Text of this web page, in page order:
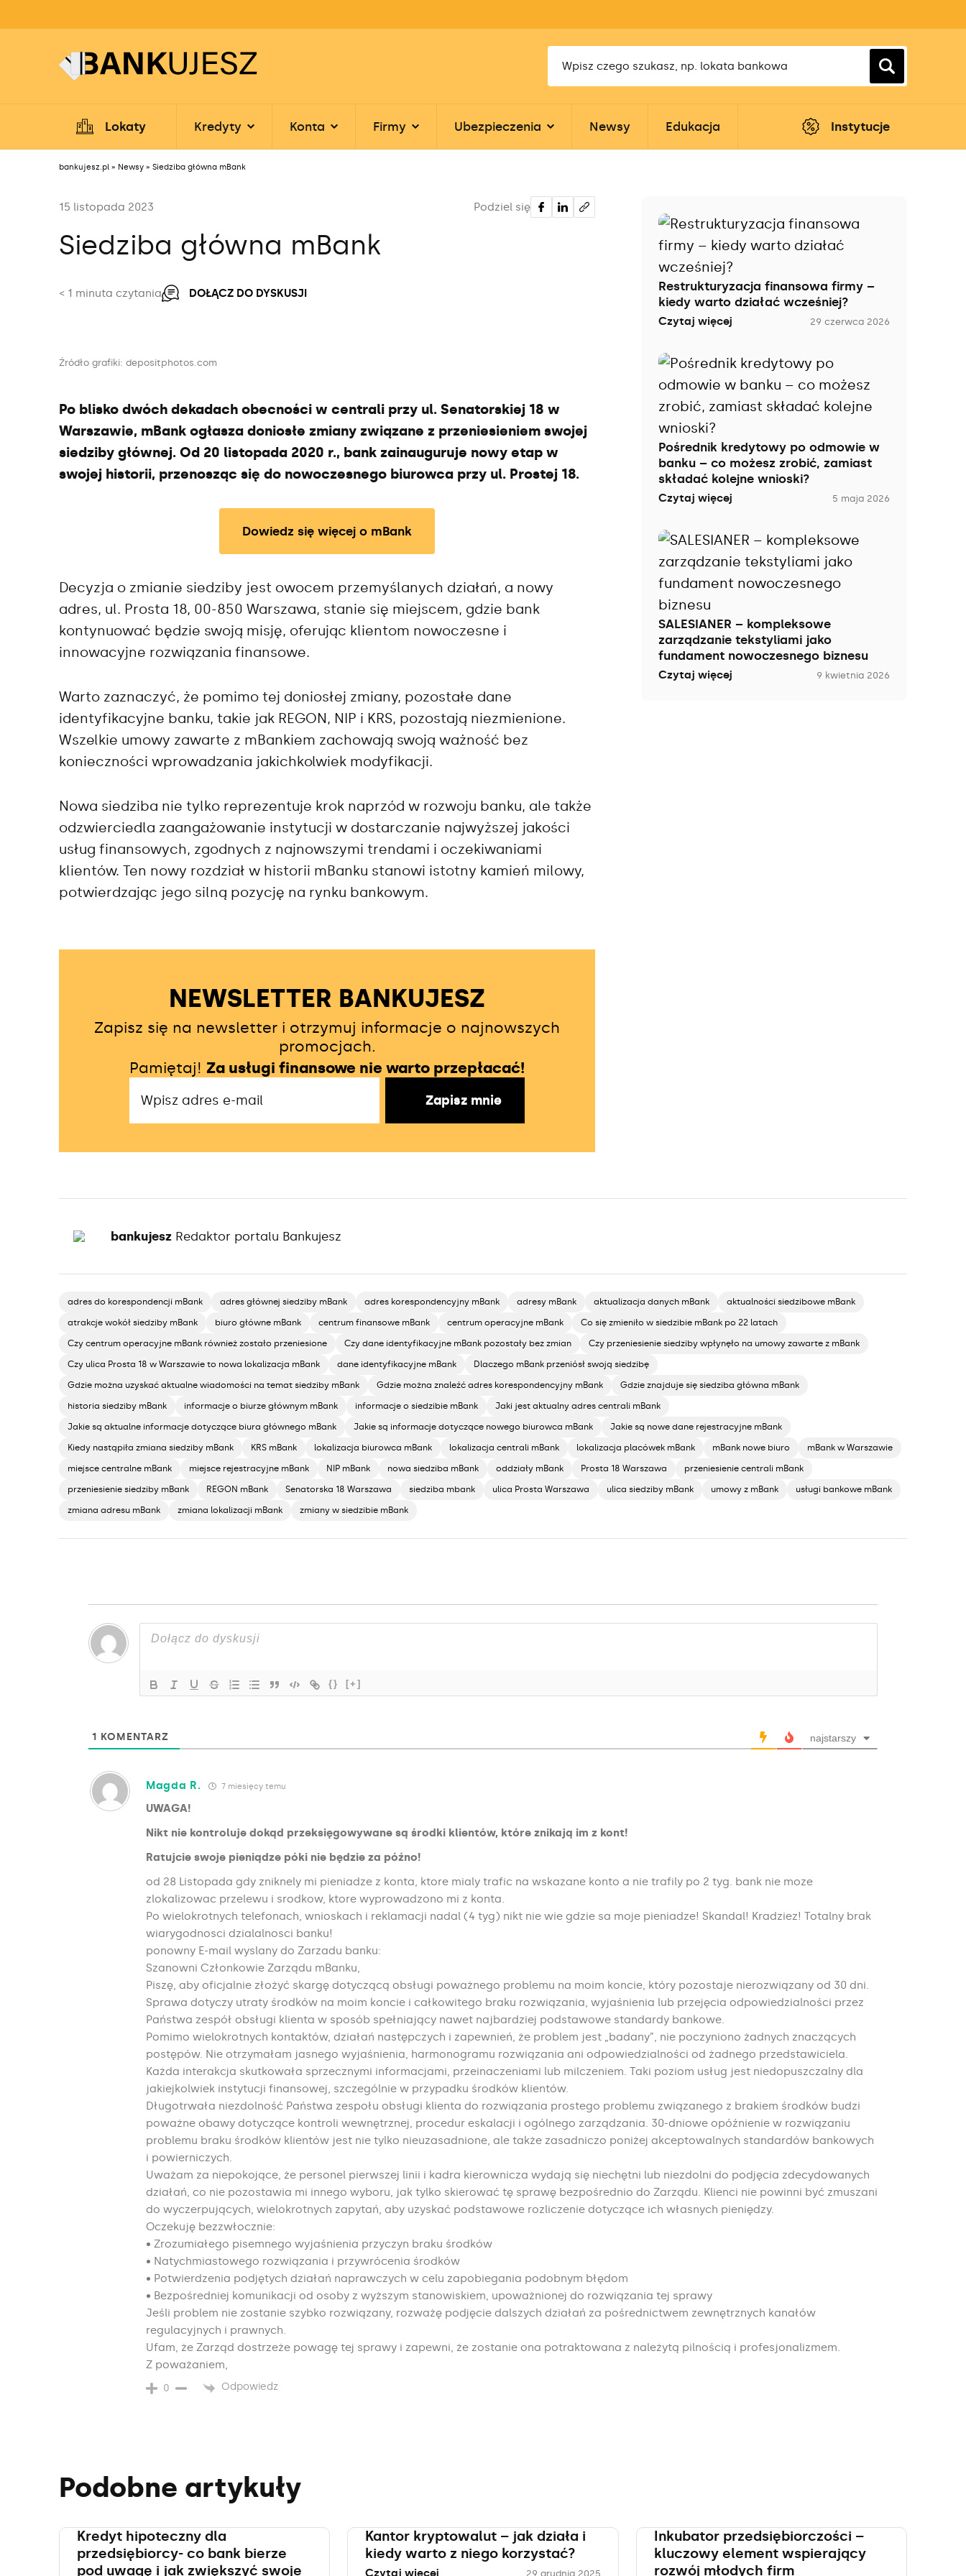
Lokaty Kredyty Konta Firmy Ubezpieczenia Newsy Edukacja Instytucje
bankujesz.pl » Newsy » Siedziba główna mBank
15 listopada 2023 Podziel się
Siedziba główna mBank
< 1 minuta czytania DOŁĄCZ DO DYSKUSJI
Źródło grafiki: depositphotos.com
Po blisko dwóch dekadach obecności w centrali przy ul. Senatorskiej 18 w
Warszawie, mBank ogłasza doniosłe zmiany związane z przeniesieniem swojej
siedziby głównej. Od 20 listopada 2020 r., bank zainauguruje nowy etap w
swojej historii, przenosząc się do nowoczesnego biurowca przy ul. Prostej 18.
Dowiedz się więcej o mBank
Decyzja o zmianie siedziby jest owocem przemyślanych działań, a nowy
adres, ul. Prosta 18, 00-850 Warszawa, stanie się miejscem, gdzie bank
kontynuować będzie swoją misję, oferując klientom nowoczesne i
innowacyjne rozwiązania finansowe.
Warto zaznaczyć, że pomimo tej doniosłej zmiany, pozostałe dane
identyfikacyjne banku, takie jak REGON, NIP i KRS, pozostają niezmienione.
Wszelkie umowy zawarte z mBankiem zachowają swoją ważność bez
konieczności wprowadzania jakichkolwiek modyfikacji.
Nowa siedziba nie tylko reprezentuje krok naprzód w rozwoju banku, ale także
odzwierciedla zaangażowanie instytucji w dostarczanie najwyższej jakości
usług finansowych, zgodnych z najnowszymi trendami i oczekiwaniami
klientów. Ten nowy rozdział w historii mBanku stanowi istotny kamień milowy,
potwierdzając jego silną pozycję na rynku bankowym.
NEWSLETTER BANKUJESZ
Zapisz się na newsletter i otrzymuj informacje o najnowszych
promocjach.
Pamiętaj! Za usługi finansowe nie warto przepłacać!
Zapisz mnie
Restrukturyzacja finansowa firmy –
kiedy warto działać wcześniej?
Czytaj więcej 29 czerwca 2026
Pośrednik kredytowy po odmowie w
banku – co możesz zrobić, zamiast
składać kolejne wnioski?
Czytaj więcej 5 maja 2026
SALESIANER – kompleksowe
zarządzanie tekstyliami jako
fundament nowoczesnego biznesu
Czytaj więcej 9 kwietnia 2026
bankujesz Redaktor portalu Bankujesz
adres do korespondencji mBank adres głównej siedziby mBank adres korespondencyjny mBank adresy mBank aktualizacja danych mBank aktualności siedzibowe mBank
atrakcje wokół siedziby mBank biuro główne mBank centrum finansowe mBank centrum operacyjne mBank Co się zmieniło w siedzibie mBank po 22 latach
Czy centrum operacyjne mBank również zostało przeniesione Czy dane identyfikacyjne mBank pozostały bez zmian Czy przeniesienie siedziby wpłynęło na umowy zawarte z mBank
Czy ulica Prosta 18 w Warszawie to nowa lokalizacja mBank dane identyfikacyjne mBank Dlaczego mBank przeniósł swoją siedzibę
Gdzie można uzyskać aktualne wiadomości na temat siedziby mBank Gdzie można znaleźć adres korespondencyjny mBank Gdzie znajduje się siedziba główna mBank
historia siedziby mBank informacje o biurze głównym mBank informacje o siedzibie mBank Jaki jest aktualny adres centrali mBank
Jakie są aktualne informacje dotyczące biura głównego mBank Jakie są informacje dotyczące nowego biurowca mBank Jakie są nowe dane rejestracyjne mBank
Kiedy nastąpiła zmiana siedziby mBank KRS mBank lokalizacja biurowca mBank lokalizacja centrali mBank lokalizacja placówek mBank mBank nowe biuro mBank w Warszawie
miejsce centralne mBank miejsce rejestracyjne mBank NIP mBank nowa siedziba mBank oddziały mBank Prosta 18 Warszawa przeniesienie centrali mBank
przeniesienie siedziby mBank REGON mBank Senatorska 18 Warszawa siedziba mbank ulica Prosta Warszawa ulica siedziby mBank umowy z mBank usługi bankowe mBank
zmiana adresu mBank zmiana lokalizacji mBank zmiany w siedzibie mBank
{} [+]
1 KOMENTARZ najstarszy
Magda R. 7 miesięcy temu
UWAGA!
Nikt nie kontroluje dokąd przeksięgowywane są środki klientów, które znikają im z kont!
Ratujcie swoje pieniądze póki nie będzie za późno!
od 28 Listopada gdy zniknely mi pieniadze z konta, ktore mialy trafic na wskazane konto a nie trafily po 2 tyg. bank nie moze
zlokalizowac przelewu i srodkow, ktore wyprowadzono mi z konta.
Po wielokrotnych telefonach, wnioskach i reklamacji nadal (4 tyg) nikt nie wie gdzie sa moje pieniadze! Skandal! Kradziez! Totalny brak
wiarygodnosci dzialalnosci banku!
ponowny E-mail wyslany do Zarzadu banku:
Szanowni Członkowie Zarządu mBanku,
Piszę, aby oficjalnie złożyć skargę dotyczącą obsługi poważnego problemu na moim koncie, który pozostaje nierozwiązany od 30 dni.
Sprawa dotyczy utraty środków na moim koncie i całkowitego braku rozwiązania, wyjaśnienia lub przejęcia odpowiedzialności przez
Państwa zespół obsługi klienta w sposób spełniający nawet najbardziej podstawowe standardy bankowe.
Pomimo wielokrotnych kontaktów, działań następczych i zapewnień, że problem jest „badany”, nie poczyniono żadnych znaczących
postępów. Nie otrzymałam jasnego wyjaśnienia, harmonogramu rozwiązania ani odpowiedzialności od żadnego przedstawiciela.
Każda interakcja skutkowała sprzecznymi informacjami, przeinaczeniami lub milczeniem. Taki poziom usług jest niedopuszczalny dla
jakiejkolwiek instytucji finansowej, szczególnie w przypadku środków klientów.
Długotrwała niezdolność Państwa zespołu obsługi klienta do rozwiązania prostego problemu związanego z brakiem środków budzi
poważne obawy dotyczące kontroli wewnętrznej, procedur eskalacji i ogólnego zarządzania. 30-dniowe opóźnienie w rozwiązaniu
problemu braku środków klientów jest nie tylko nieuzasadnione, ale także zasadniczo poniżej akceptowalnych standardów bankowych
i powierniczych.
Uważam za niepokojące, że personel pierwszej linii i kadra kierownicza wydają się niechętni lub niezdolni do podjęcia zdecydowanych
działań, co nie pozostawia mi innego wyboru, jak tylko skierować tę sprawę bezpośrednio do Zarządu. Klienci nie powinni być zmuszani
do wyczerpujących, wielokrotnych zapytań, aby uzyskać podstawowe rozliczenie dotyczące ich własnych pieniędzy.
Oczekuję bezzwłocznie:
• Zrozumiałego pisemnego wyjaśnienia przyczyn braku środków
• Natychmiastowego rozwiązania i przywrócenia środków
• Potwierdzenia podjętych działań naprawczych w celu zapobiegania podobnym błędom
• Bezpośredniej komunikacji od osoby z wyższym stanowiskiem, upoważnionej do rozwiązania tej sprawy
Jeśli problem nie zostanie szybko rozwiązany, rozważę podjęcie dalszych działań za pośrednictwem zewnętrznych kanałów
regulacyjnych i prawnych.
Ufam, że Zarząd dostrzeże powagę tej sprawy i zapewni, że zostanie ona potraktowana z należytą pilnością i profesjonalizmem.
Z poważaniem,
0 Odpowiedz
Podobne artykuły
Kredyt hipoteczny dla
przedsiębiorcy- co bank bierze
pod uwagę i jak zwiększyć swoje
Kantor kryptowalut – jak działa i
kiedy warto z niego korzystać?
Czytaj więcej 29 grudnia 2025
Inkubator przedsiębiorczości –
kluczowy element wspierający
rozwój młodych firm